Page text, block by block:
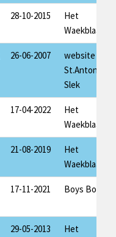
28-10-2015
Het
Waekblaad
26-06-2007
website
St.Antonius
Slek
17-04-2022
Het
Waekblaad
21-08-2019
Het
Waekblaad
17-11-2021 Boys Bode
29-05-2013
Het